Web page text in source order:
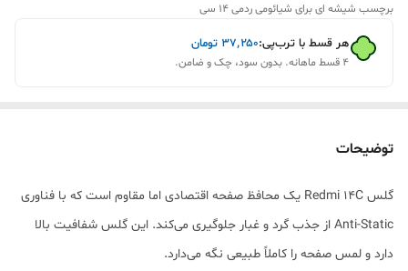
برچسب شیشه ای برای شیائومی ردمی ۱۴ سی
هر قسط با ترب‌پی:۳۷٬۲۵۰ تومان
۴ قسط ماهانه. بدون سود، چک و ضامن.
توضیحات
گلس Redmi 14C یک محافظ صفحه اقتصادی اما مقاوم است که با فناوری
Anti-Static از جذب گرد و غبار جلوگیری می‌کند. این گلس شفافیت بالا
دارد و لمس صفحه را کاملاً طبیعی نگه می‌دارد.